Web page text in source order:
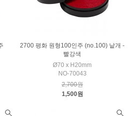
2700 평화 원형100인주 (no.100) 낱개 -
빨강색
Ø70 x H20mm
NO-70043
2,700원
1,500원